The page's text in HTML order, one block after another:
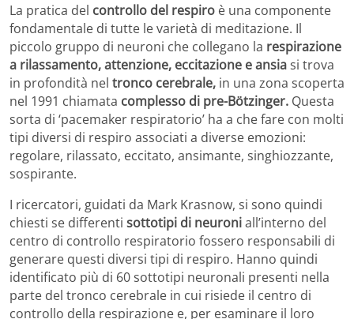
La pratica del controllo del respiro è una componente
fondamentale di tutte le varietà di meditazione. Il
piccolo gruppo di neuroni che collegano la respirazione
a rilassamento, attenzione, eccitazione e ansiasi trova
in profondità nel tronco cerebrale, in una zona scoperta
nel 1991 chiamata complesso di pre-Bötzinger. Questa
sorta di ‘pacemaker respiratorio’ ha a che fare con molti
tipi diversi di respiro associati a diverse emozioni:
regolare, rilassato, eccitato, ansimante, singhiozzante,
sospirante.
I ricercatori, guidati da Mark Krasnow, si sono quindi
chiesti se differenti sottotipi di neuroniall’interno del
centro di controllo respiratorio fossero responsabili di
generare questi diversi tipi di respiro. Hanno quindi
identificato più di 60 sottotipi neuronali presenti nella
parte del tronco cerebrale in cui risiede il centro di
controllo della respirazione e, per esaminare il loro